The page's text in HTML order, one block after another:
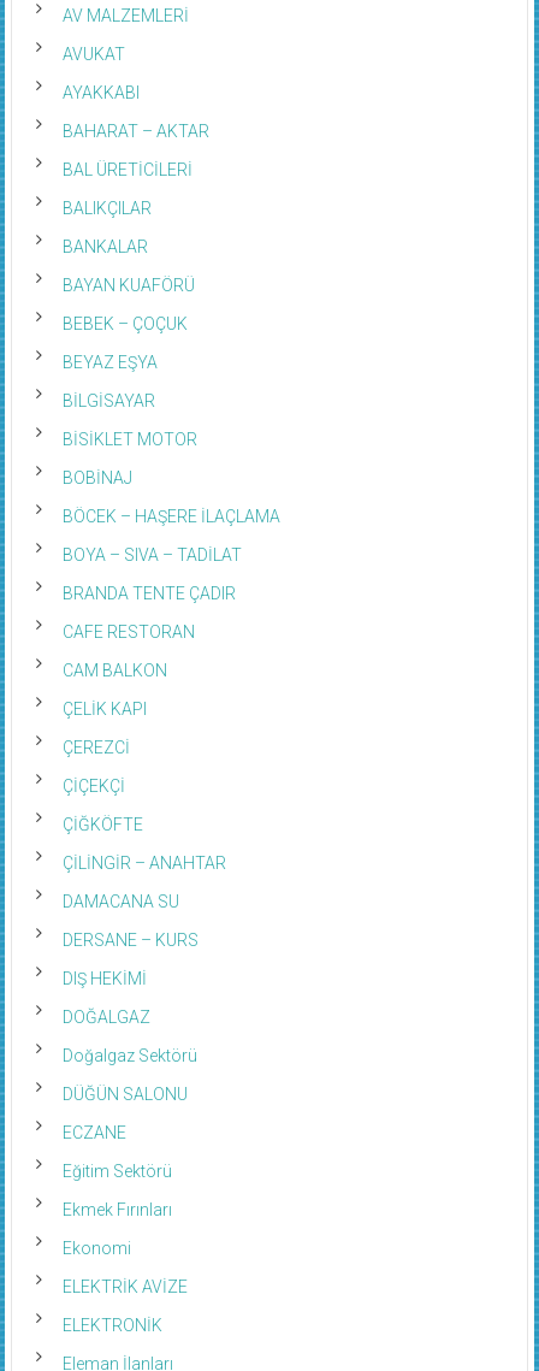
AV MALZEMLERİ
AVUKAT
AYAKKABI
BAHARAT – AKTAR
BAL ÜRETİCİLERİ
BALIKÇILAR
BANKALAR
BAYAN KUAFÖRÜ
BEBEK – ÇOÇUK
BEYAZ EŞYA
BİLGİSAYAR
BİSİKLET MOTOR
BOBİNAJ
BÖCEK – HAŞERE İLAÇLAMA
BOYA – SIVA – TADİLAT
BRANDA TENTE ÇADIR
CAFE RESTORAN
CAM BALKON
ÇELİK KAPI
ÇEREZCİ
ÇİÇEKÇİ
ÇİĞKÖFTE
ÇİLİNGİR – ANAHTAR
DAMACANA SU
DERSANE – KURS
DIŞ HEKİMİ
DOĞALGAZ
Doğalgaz Sektörü
DÜĞÜN SALONU
ECZANE
Eğitim Sektörü
Ekmek Fırınları
Ekonomi
ELEKTRİK AVİZE
ELEKTRONİK
Eleman İlanları